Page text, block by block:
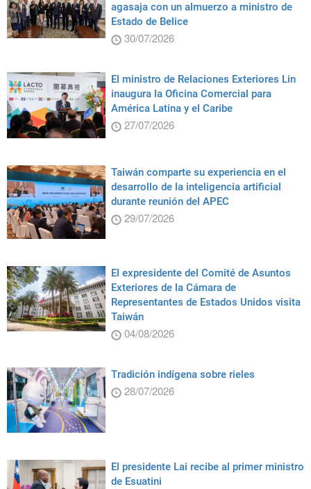
agasaja con un almuerzo a ministro de
Estado de Belice
30/07/2026
El ministro de Relaciones Exteriores Lin
inaugura la Oficina Comercial para
América Latina y el Caribe
27/07/2026
Taiwán comparte su experiencia en el
desarrollo de la inteligencia artificial
durante reunión del APEC
29/07/2026
El expresidente del Comité de Asuntos
Exteriores de la Cámara de
Representantes de Estados Unidos visita
Taiwán
04/08/2026
Tradición indígena sobre rieles
28/07/2026
El presidente Lai recibe al primer ministro
de Esuatini